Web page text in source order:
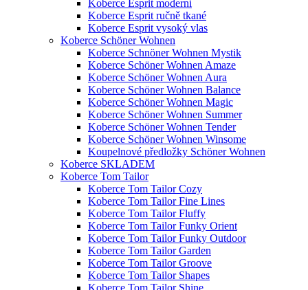
Koberce Esprit moderní
Koberce Esprit ručně tkané
Koberce Esprit vysoký vlas
Koberce Schöner Wohnen
Koberce Schnöner Wohnen Mystik
Koberce Schöner Wohnen Amaze
Koberce Schöner Wohnen Aura
Koberce Schöner Wohnen Balance
Koberce Schöner Wohnen Magic
Koberce Schöner Wohnen Summer
Koberce Schöner Wohnen Tender
Koberce Schöner Wohnen Winsome
Koupelnové předložky Schöner Wohnen
Koberce SKLADEM
Koberce Tom Tailor
Koberce Tom Tailor Cozy
Koberce Tom Tailor Fine Lines
Koberce Tom Tailor Fluffy
Koberce Tom Tailor Funky Orient
Koberce Tom Tailor Funky Outdoor
Koberce Tom Tailor Garden
Koberce Tom Tailor Groove
Koberce Tom Tailor Shapes
Koberce Tom Tailor Shine